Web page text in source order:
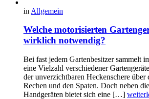
in Allgemein
Welche motorisierten
wirklich notwendig?
Bei fast jedem Gartenbesitzer sammelt
eine Vielzahl verschiedener
der unverzichtbaren Heckenschere über
Rechen und den Spaten. Doch neben
Handgeräten bietet sich eine […]